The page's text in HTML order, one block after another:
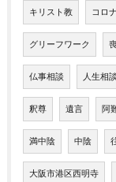
キリスト教 コロ
グリーフワーク
仏事相談 人生相
釈尊 遺言 阿
満中陰 中陰
大阪市港区西明寺